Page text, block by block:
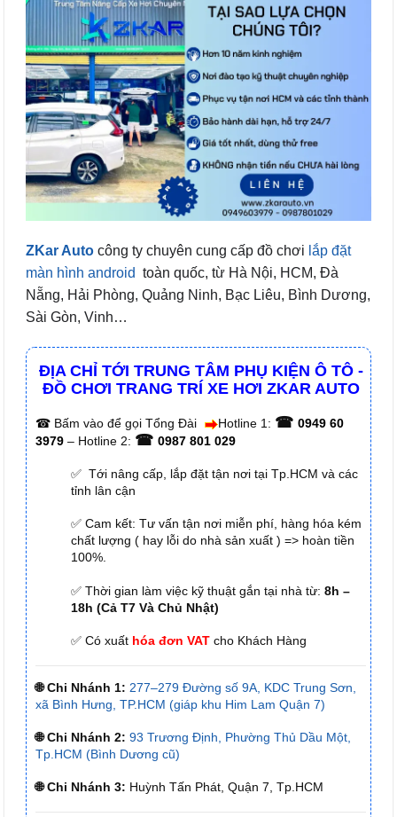
ZKar Auto công ty chuyên cung cấp đồ chơi lắp đặt
màn hình android toàn quốc, từ Hà Nội, HCM, Đà
Nẵng, Hải Phòng, Quảng Ninh, Bạc Liêu, Bình Dương,
Sài Gòn, Vinh…
ĐỊA CHỈ TỚI TRUNG TÂM PHỤ KIỆN Ô TÔ -
ĐỒ CHƠI TRANG TRÍ XE HƠI ZKAR AUTO
☎ Bấm vào để gọi Tổng Đài Hotline 1: ☎ 0949 60
3979 – Hotline 2: ☎ 0987 801 029
✅ Tới nâng cấp, lắp đặt tận nơi tại Tp.HCM và các
tỉnh lân cận
✅ Cam kết: Tư vấn tận nơi miễn phí, hàng hóa kém
chất lượng ( hay lỗi do nhà sản xuất ) => hoàn tiền
100%.
✅ Thời gian làm việc kỹ thuật gắn tại nhà từ: 8h –
18h (Cả T7 Và Chủ Nhật)
✅ Có xuất hóa đơn VAT cho Khách Hàng
🌐 Chi Nhánh 1: 277–279 Đường số 9A, KDC Trung Sơn,
xã Bình Hưng, TP.HCM (giáp khu Him Lam Quận 7)
🌐 Chi Nhánh 2: 93 Trương Định, Phường Thủ Dầu Một,
Tp.HCM (Bình Dương cũ)
🌐 Chi Nhánh 3: Huỳnh Tấn Phát, Quận 7, Tp.HCM